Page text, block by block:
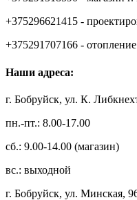
+375296621415 -
+375291707166 -
Наши адреса:
г. Бобруйск, ул. К.
пн.-пт.: 8.00-17.00
сб.: 9.00-14.00 (магазин)
вс.: выходной
г. Бобруйск, ул. Минская,